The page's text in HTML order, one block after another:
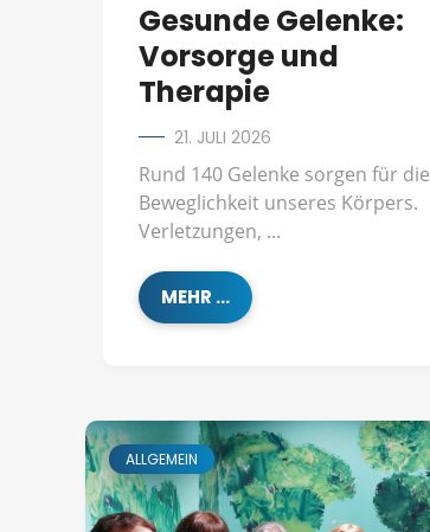
Gesunde Gelenke:
Vorsorge und
Therapie
21. JULI 2026
Rund 140 Gelenke sorgen für die
Beweglichkeit unseres Körpers.
Verletzungen, ...
MEHR ...
ALLGEMEIN